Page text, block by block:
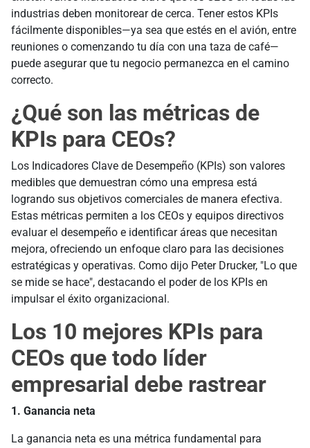
industrias deben monitorear de cerca. Tener estos KPIs
fácilmente disponibles—ya sea que estés en el avión, entre
reuniones o comenzando tu día con una taza de café—
puede asegurar que tu negocio permanezca en el camino
correcto.
¿Qué son las métricas de
KPIs para CEOs?
Los Indicadores Clave de Desempeño (KPIs) son valores
medibles que demuestran cómo una empresa está
logrando sus objetivos comerciales de manera efectiva.
Estas métricas permiten a los CEOs y equipos directivos
evaluar el desempeño e identificar áreas que necesitan
mejora, ofreciendo un enfoque claro para las decisiones
estratégicas y operativas. Como dijo Peter Drucker, "Lo que
se mide se hace", destacando el poder de los KPIs en
impulsar el éxito organizacional.
Los 10 mejores KPIs para
CEOs que todo líder
empresarial debe rastrear
1. Ganancia neta
La ganancia neta es una métrica fundamental para